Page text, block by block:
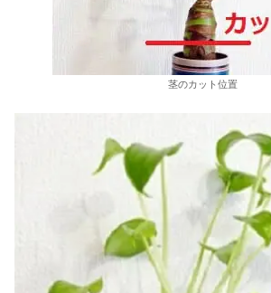
茎のカット位置